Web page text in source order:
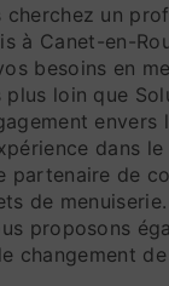
cherchez un
à Canet-en-
besoins en
plus loin que
envers
dans
partenaire de
de
proposons
changement